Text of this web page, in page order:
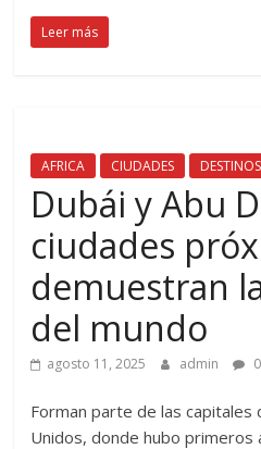
Leer más
AFRICA CIUDADES DESTINOS
Dubái y Abu
ciudades
demuestran
del mundo
agosto 11, 2025 admin
Forman parte de las capitales
Unidos, donde hubo primeros